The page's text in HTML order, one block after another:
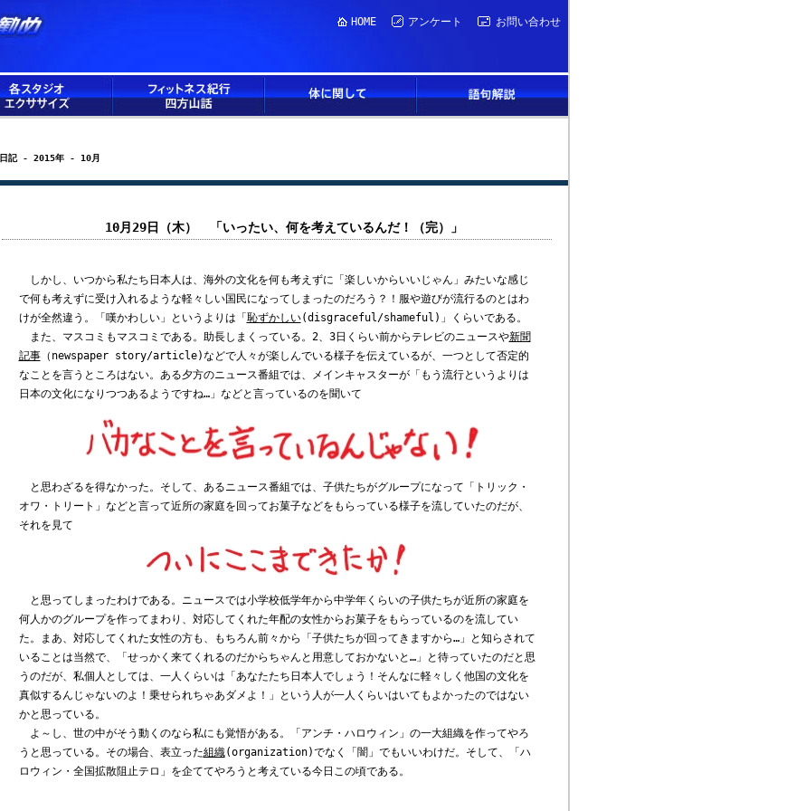
HOME アンケート お問い合わせ
日記 - 2015年 - 10月
10月29日（木） 「いったい、何を考えているんだ！（完）」
しかし、いつから私たち日本人は、海外の文化を何も考えずに「楽しいからいいじゃん」みたいな感じ
で何も考えずに受け入れるような軽々しい国民になってしまったのだろう？！服や遊びが流行るのとはわ
けが全然違う。「嘆かわしい」というよりは「 恥ずかしい(disgraceful/shameful)」くらいである。
また、マスコミもマスコミである。助長しまくっている。2、3日くらい前からテレビのニュースや新聞
記事（newspaper story/article)などで人々が楽しんでいる様子を伝えているが、一つとして否定的
なことを言うところはない。ある夕方のニュース番組では、メインキャスターが「もう流行というよりは
日本の文化になりつつあるようですね…」などと言っているのを聞いて
と思わざるを得なかった。そして、あるニュース番組では、子供たちがグループになって「トリック・
オワ・トリート」などと言って近所の家庭を回ってお菓子などをもらっている様子を流していたのだが、
それを見て
と思ってしまったわけである。ニュースでは小学校低学年から中学年くらいの子供たちが近所の家庭を
何人かのグループを作ってまわり、対応してくれた年配の女性からお菓子をもらっているのを流してい
た。まあ、対応してくれた女性の方も、もちろん前々から「子供たちが回ってきますから…」と知らされて
いることは当然で、「せっかく来てくれるのだからちゃんと用意しておかないと…」と待っていたのだと思
うのだが、私個人としては、一人くらいは「あなたたち日本人でしょう！そんなに軽々しく他国の文化を
真似するんじゃないのよ！乗せられちゃあダメよ！」という人が一人くらいはいてもよかったのではない
かと思っている。
よ～し、世の中がそう動くのなら私にも覚悟がある。「アンチ・ハロウィン」の一大組織を作ってやろ
うと思っている。その場合、表立った組織(organization)でなく「闇」でもいいわけだ。そして、「ハ
ロウィン・全国拡散阻止テロ」を企ててやろうと考えている今日この頃である。